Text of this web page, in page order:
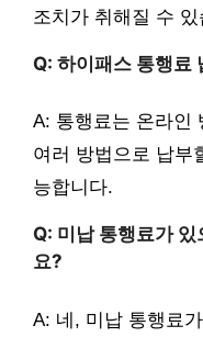
조치가 취해질 수 있
Q: 하이패스 통행료
A: 통행료는 온라인
여러 방법으로 납부
능합니다.
Q: 미납 통행료가
요?
A: 네, 미납 통행료